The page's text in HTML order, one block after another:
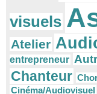
visuels
Atelier
entrepreneur
Chanteur
Cinéma/Audiovisuel